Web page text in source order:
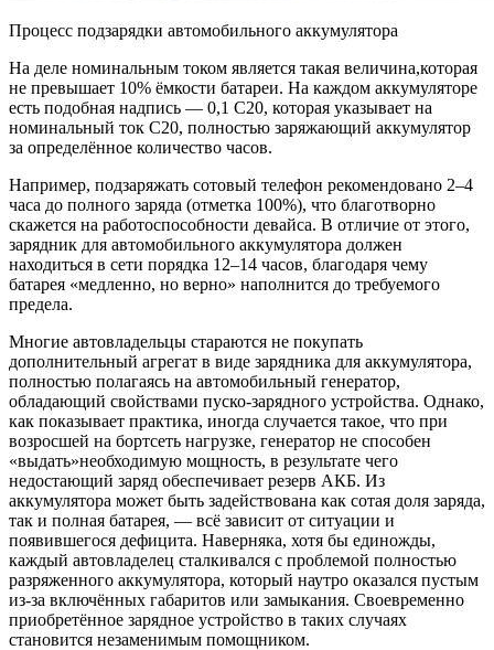
Процесс подзарядки автомобильного аккумулятора
На деле номинальным током является такая величина,которая
не превышает 10% ёмкости батареи. На каждом аккумуляторе
есть подобная надпись — 0,1 С20, которая указывает на
номинальный ток С20, полностью заряжающий аккумулятор
за определённое количество часов.
Например, подзаряжать сотовый телефон рекомендовано 2–4
часа до полного заряда (отметка 100%), что благотворно
скажется на работоспособности девайса. В отличие от этого,
зарядник для автомобильного аккумулятора должен
находиться в сети порядка 12–14 часов, благодаря чему
батарея «медленно, но верно» наполнится до требуемого
предела.
Многие автовладельцы стараются не покупать
дополнительный агрегат в виде зарядника для аккумулятора,
полностью полагаясь на автомобильный генератор,
обладающий свойствами пуско-зарядного устройства. Однако,
как показывает практика, иногда случается такое, что при
возросшей на бортсеть нагрузке, генератор не способен
«выдать»необходимую мощность, в результате чего
недостающий заряд обеспечивает резерв АКБ. Из
аккумулятора может быть задействована как сотая доля заряда,
так и полная батарея, — всё зависит от ситуации и
появившегося дефицита. Наверняка, хотя бы единожды,
каждый автовладелец сталкивался с проблемой полностью
разряженного аккумулятора, который наутро оказался пустым
из-за включённых габаритов или замыкания. Своевременно
приобретённое зарядное устройство в таких случаях
становится незаменимым помощником.